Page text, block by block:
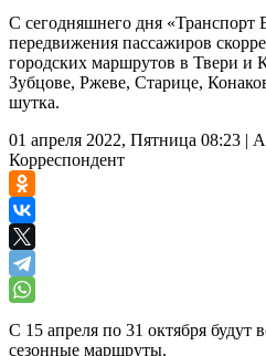
С сегодняшнего дня «Транспорт
передвижения пассажиров
городских маршрутов в Твери и
Зубцове, Ржеве, Старице,
шутка.
01 апреля 2022, Пятница 08:23 |
Корреспондент
С 15 апреля по 31 октября будут
сезонные маршруты.